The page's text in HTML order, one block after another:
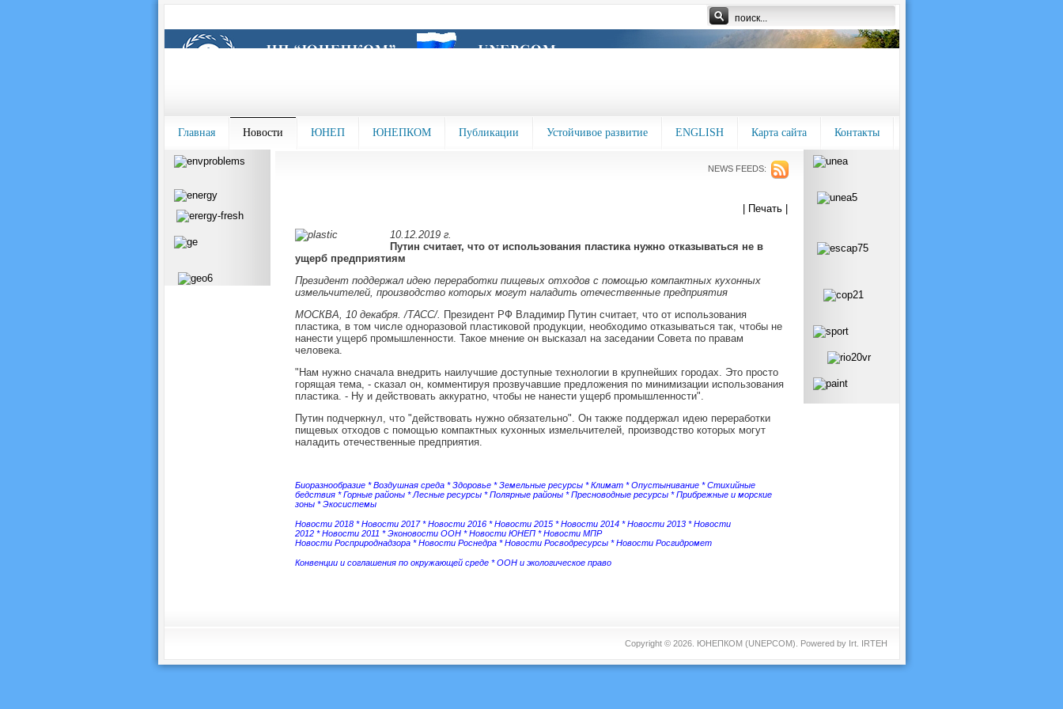
Главная Новости ЮНЕП ЮНЕПКОМ Публикации Устойчивое развитие ENGLISH Карта сайта Контакты
NEWS FEEDS:
| Печать |
10.12.2019 г.
Путин считает, что от использования пластика нужно отказываться не в
ущерб предприятиям
Президент поддержал идею переработки пищевых отходов с помощью компактных кухонных
измельчителей, производство которых могут наладить отечественные предприятия
МОСКВА, 10 декабря. /ТАСС/. Президент РФ Владимир Путин считает, что от использования
пластика, в том числе одноразовой пластиковой продукции, необходимо отказываться так, чтобы не
нанести ущерб промышленности. Такое мнение он высказал на заседании Совета по правам
человека.
"Нам нужно сначала внедрить наилучшие доступные технологии в крупнейших городах. Это просто
горящая тема, - сказал он, комментируя прозвучавшие предложения по минимизации использования
пластика. - Ну и действовать аккуратно, чтобы не нанести ущерб промышленности".
Путин подчеркнул, что "действовать нужно обязательно". Он также поддержал идею переработки
пищевых отходов с помощью компактных кухонных измельчителей, производство которых могут
наладить отечественные предприятия.
Биоразнообразие *Воздушная среда *Здоровье *Земельные ресурсы *Климат *Опустынивание *Стихийные
бедствия *Горные районы *Лесные ресурсы *Полярные районы *Пресноводные ресурсы *Прибрежные и морские
зоны *Экосистемы
Новости 2018*Новости 2017*Новости 2016*Новости 2015*Новости 2014*Новости 2013 *Новости
2012*Новости 2011 *Эконовости ООН *Новости ЮНЕП*Новости МПР
Новости Росприроднадзора*Новости Роснедра*Новости Росводресурсы*Новости Росгидромет
Конвенции и соглашения по окружающей среде*ООН и экологическое право
Copyright © 2026. ЮНЕПКОМ (UNEPCOM). Powered by Irt. IRTEH